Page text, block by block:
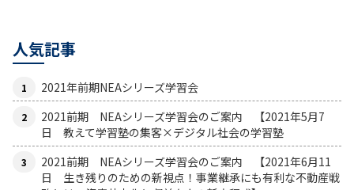
人気記事
2021年前期NEAシリーズ学習会
2021前期 NEAシリーズ学習会のご案内 【2021年5月7
日 教えて学習塾の集客×デジタル社会の学習塾
2021前期 NEAシリーズ学習会のご案内 【2021年6月11
日 生き残りのための新視点！事業継承にも有利な不動産戦